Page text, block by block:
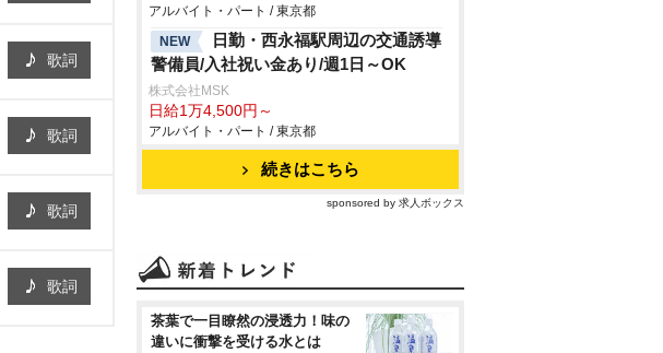
歌詞
歌詞
歌詞
歌詞
アルバイト・パート / 東京都
NEW
日勤・西永福駅周辺の交通誘導
警備員/入社祝い金あり/週1日～OK
株式会社MSK
日給1万4,500円～
アルバイト・パート / 東京都
続きはこちら
sponsored by 求人ボックス
茶葉で一目瞭然の浸透力！味の
違いに衝撃を受ける水とは